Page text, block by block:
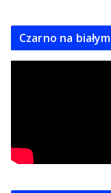
Czarno na białym